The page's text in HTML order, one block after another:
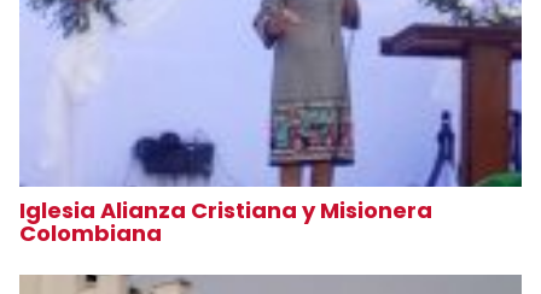
Iglesia Alianza Cristiana y Misionera
Colombiana